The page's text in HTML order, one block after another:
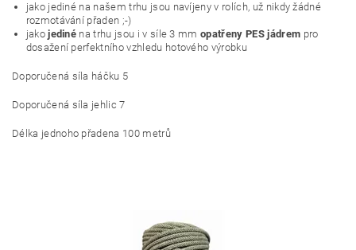
jako jediné na našem trhu jsou navíjeny v rolích, už nikdy žádné
rozmotávání přaden ;-)
jakojediné na trhu jsou i v síle 3 mmopatřeny PES jádrem pro
dosažení perfektního vzhledu hotového výrobku
Doporučená síla háčku 5
Doporučená síla jehlic 7
Délka jednoho přadena 100 metrů